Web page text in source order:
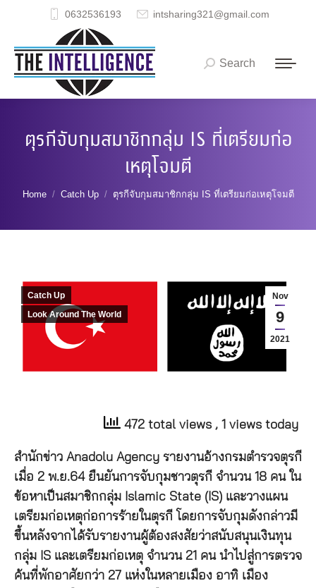
0632536193 intsharing321@gmail.com
Search:
Search
ตุรกีจับกุมสมาชิกกลุ่ม IS ที่เตรียมก่อ
เหตุโจมตี
You are here:
Home Catch Up ตุรกีจับกุมสมาชิกกลุ่ม IS ที่เตรียมก่อเหตุโจมตี
Nov
9
2021
Catch Up
Look Around The World
472 total views , 1 views today
สำนักข่าว Anadolu Agency รายงานอ้างกรมตำรวจตุรกี
เมื่อ 2 พ.ย.64 ยืนยันการจับกุมชาวตุรกี จำนวน 18 คน ใน
ข้อหาเป็นสมาชิกกลุ่ม Islamic State (IS) และวางแผน
เตรียมก่อเหตุก่อการร้ายในตุรกี โดยการจับกุมดังกล่าวมี
ขึ้นหลังจากได้รับรายงานผู้ต้องสงสัยว่าสนับสนุนเงินทุน
กลุ่ม IS และเตรียมก่อเหตุ จำนวน 21 คน นำไปสู่การตรวจ
ค้นที่พักอาศัยกว่า 27 แห่งในหลายเมือง อาทิ เมือง